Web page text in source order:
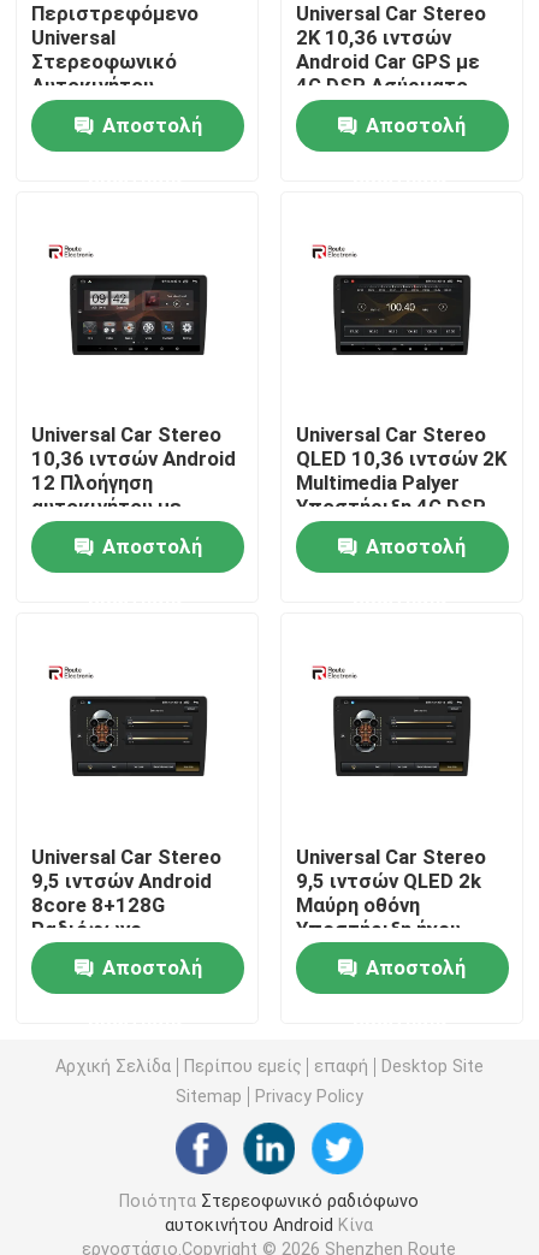
Αρχική Σελίδα
Προϊόντα
Γύρος εργοστασίων
Ποιοτικός έλεγχος
Νέα
Όλες οι περιπτώσεις
Στερεοφωνικό ραδιόφωνο αυτοκινήτου Android
Στερεοφωνικό συγκρότημα αυτοκινήτων της Mazda
Καθολικό στερεοφωνικό συγκρότημα αυτοκινήτων
Ραδιόφωνο αυτοκινήτου cOem
τηλεοπτική διεπαφή αυτοκινήτων
Έκκεντρο DVR εξόρμησης αυτοκινήτων
360 Πανοραμική κάμερα αυτοκινήτου
Περιστρεφόμενο
Universal
Στερεοφωνικό
Αυτοκινήτου,
Ραδιόφωνο διπλού
Din 10,1 ιντσών με
κάμερα πανοράματος
Αποστολή
Universal Car Stereo
2K 10,36 ιντσών
Android Car GPS με
4G DSP Ασύρματο
Carplay Car
MultimediaΑποστολή
Universal Car Stereo
10,36 ιντσών Android
12 Πλοήγηση
αυτοκινήτου με
μαύρη οθόνη 2 k 4G
DSP
Αποστολή
Universal Car Stereo
QLED 10,36 ιντσών 2K
Multimedia Palyer
Υποστήριξη 4G DSP
Ενσωματωμένο
σύστημα προβολής
πουλιών 360
Αποστολή
Universal Car Stereo
9,5 ιντσών Android
8core 8+128G
Ραδιόφωνο
αυτοκινήτου με Wifi
Bluetooth 4G DSP
Ασύρματο Carplay
Αποστολή
Universal Car Stereo
9,5 ιντσών QLED 2k
Μαύρη οθόνη
Υποστήριξη ήχου
αυτοκινήτου
Ενσωματωμένη
πανοραμική κάμερα
Αποστολή
Αρχική Σελίδα Περίπου εμείς επαφή
Desktop Site
Sitemap
Privacy Policy
Ποιότητα Στερεοφωνικό ραδιόφωνο
αυτοκινήτου Android Κίνα
εργοστάσιο.Copyright © 2026 Shenzhen Route